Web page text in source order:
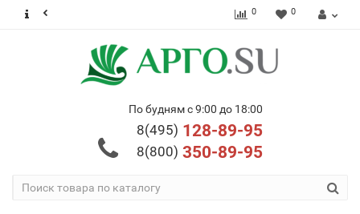
0 0
По будням с 9:00 до 18:00
8(495) 128-89-95
8(800) 350-89-95